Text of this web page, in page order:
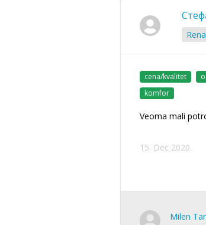
cena/kvalitet
komfor
Veoma mali
15. Dec 2020.
Milen